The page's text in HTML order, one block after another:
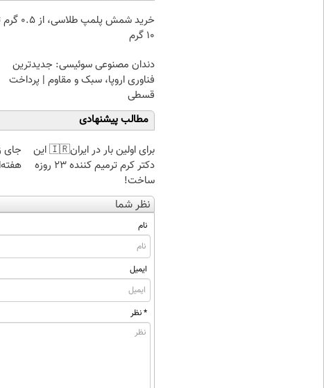
خرید شمش پلمپ طلاسی،
۱۰ گرم
دندان مصنوعی سوئیسی: جدیدترین
فناوری اروپا، سبک و مقاوم | پرداخت
قسطی
مطالب پیشنهادی
برای اولین بار در ایران🇮🇷 این
دکتر کرم ترمیم کننده 23 روزه
ساخت!
نظر شما
نام
ایمیل
* نظر